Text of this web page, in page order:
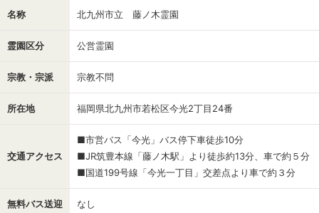
名称 北九州市立 藤ノ木霊園
霊園区分 公営霊園
宗教・宗派 宗教不問
所在地 福岡県北九州市若松区今光2丁目24番
交通アクセス
■市営バス「今光」バス停下車徒歩10分
■JR筑豊本線「藤ノ木駅」より徒歩約13分、車で約５分
■国道199号線「今光一丁目」交差点より車で約３分
無料バス送迎 なし